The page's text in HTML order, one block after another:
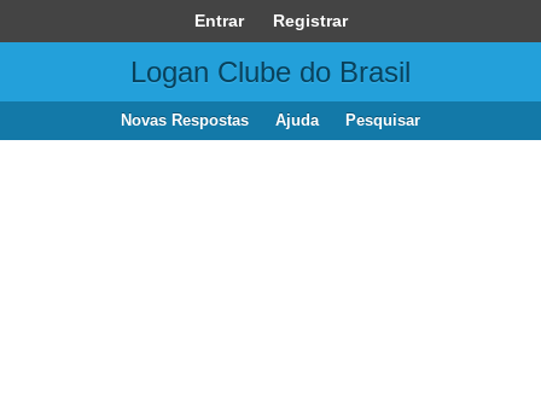
Entrar Registrar
Logan Clube do Brasil
Novas Respostas Ajuda Pesquisar